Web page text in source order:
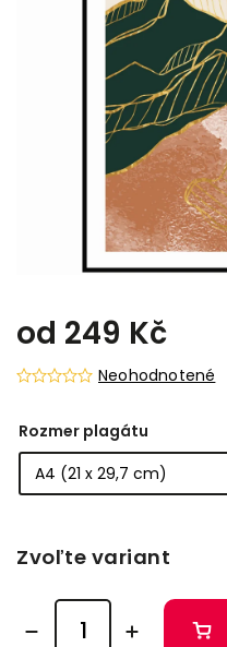
od 249 Kč
Neohodnotené
Rozmer plagátu
Zvoľte variant